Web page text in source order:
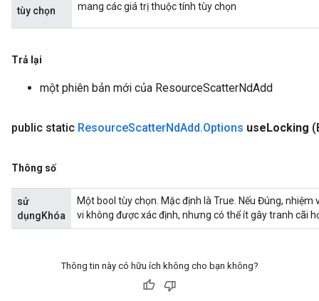
tùy chọn mang các giá trị thuộc tính tùy chọn
Trả lại
một phiên bản mới của ResourceScatterNdAdd
public static ResourceScatterNdAdd.Options useLocking
Thông số
sử
dụngKhóa
Một bool tùy chọn. Mặc định là True. Nếu Đúng,
vi không được xác định, nhưng có thể ít gây tranh cãi
Thông tin này có hữu ích không cho bạn không?